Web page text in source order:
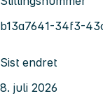
b13a7641-34f3-
Sist endret
8. juli 2026